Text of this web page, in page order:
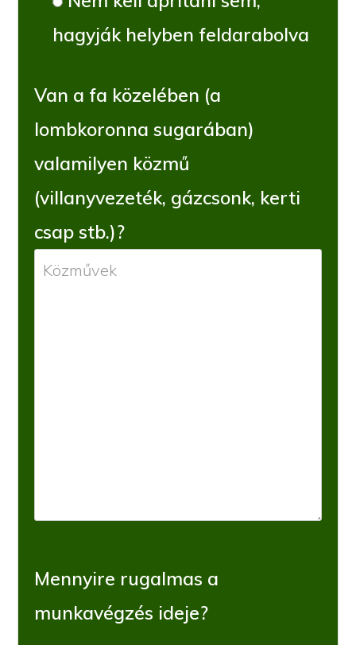
hagyják helyben feldarabolva
Van a fa közelében (a
lombkoronna sugarában)
valamilyen közmű
(villanyvezeték, gázcsonk, kerti
csap stb.)?
Mennyire rugalmas a
munkavégzés ideje?